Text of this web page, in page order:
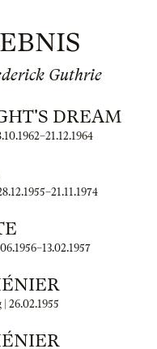
Guthrie
DREAM
–21.12.1964
–21.11.1974
–13.02.1957
26.02.1955